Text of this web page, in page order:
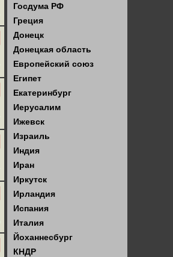
Госдума РФ
Греция
Донецк
Донецкая область
Европейский союз
Египет
Екатеринбург
Иерусалим
Ижевск
Израиль
Индия
Иран
Иркутск
Ирландия
Испания
Италия
Йоханнесбург
КНДР